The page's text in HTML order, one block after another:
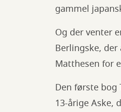
gammel
Og der venter
Berlingske,
Matthesen for
Den første
13-årige Aske,